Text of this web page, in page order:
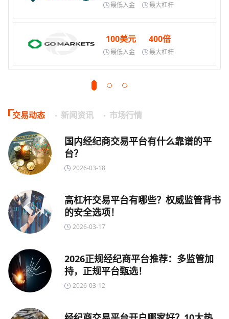
最低入金 最大杠杆
100美元
最低入金
400倍
最大杠杆
交易动态 新闻资讯 市场行情
国内经纪商交易平台有什么靠谱的平
台？
2026-03-18
高杠杆交易平台有哪些？权威监管背书
的安全选项！
2026-03-17
2026正规经纪商平台推荐：多监管加
持，正规平台甄选！
2026-03-12